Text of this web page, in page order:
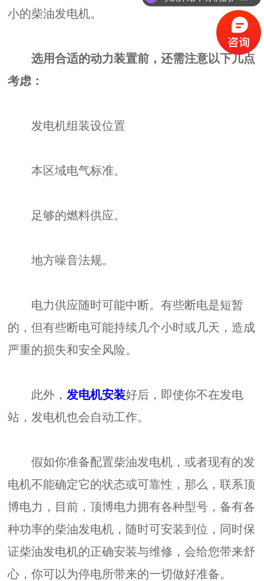
小的柴油发电机。
选用合适的动力装置前，还需注意以下几点
考虑：
发电机组装设位置
本区域电气标准。
足够的燃料供应。
地方噪音法规。
电力供应随时可能中断。有些断电是短暂
的，但有些断电可能持续几个小时或几天，造成
严重的损失和安全风险。
此外，发电机安装好后，即使你不在发电
站，发电机也会自动工作。
假如你准备配置柴油发电机，或者现有的发
电机不能确定它的状态或可靠性，那么，联系顶
博电力，目前，顶博电力拥有各种型号，备有各
种功率的柴油发电机，随时可安装到位，同时保
证柴油发电机的正确安装与维修，会给您带来舒
心，你可以为停电所带来的一切做好准备。